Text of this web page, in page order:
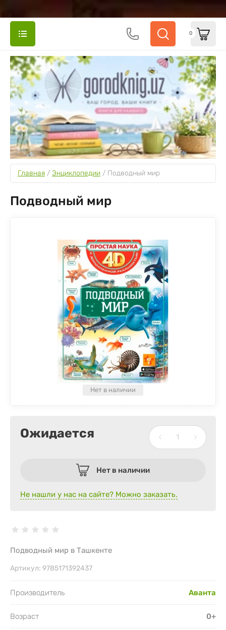
0
Главная / Энциклопедии / Подводный мир
Подводный мир
Нет в наличии
Ожидается
Нет в наличии
Не нашли у нас на сайте? Можно заказать.
Подводный мир в Ташкенте
Артикул: 9785171392437
Производитель Аванта
Возраст 0+